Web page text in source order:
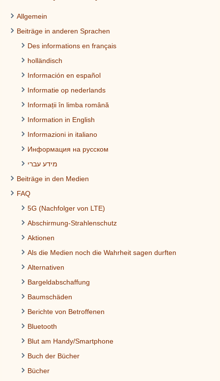
Allgemein
Beiträge in anderen Sprachen
Des informations en français
holländisch
Información en español
Informatie op nederlands
Informații în limba română
Information in English
Informazioni in italiano
Информация на русском
מידע עברי
Beiträge in den Medien
FAQ
5G (Nachfolger von LTE)
Abschirmung-Strahlenschutz
Aktionen
Als die Medien noch die Wahrheit sagen durften
Alternativen
Bargeldabschaffung
Baumschäden
Berichte von Betroffenen
Bluetooth
Blut am Handy/Smartphone
Buch der Bücher
Bücher